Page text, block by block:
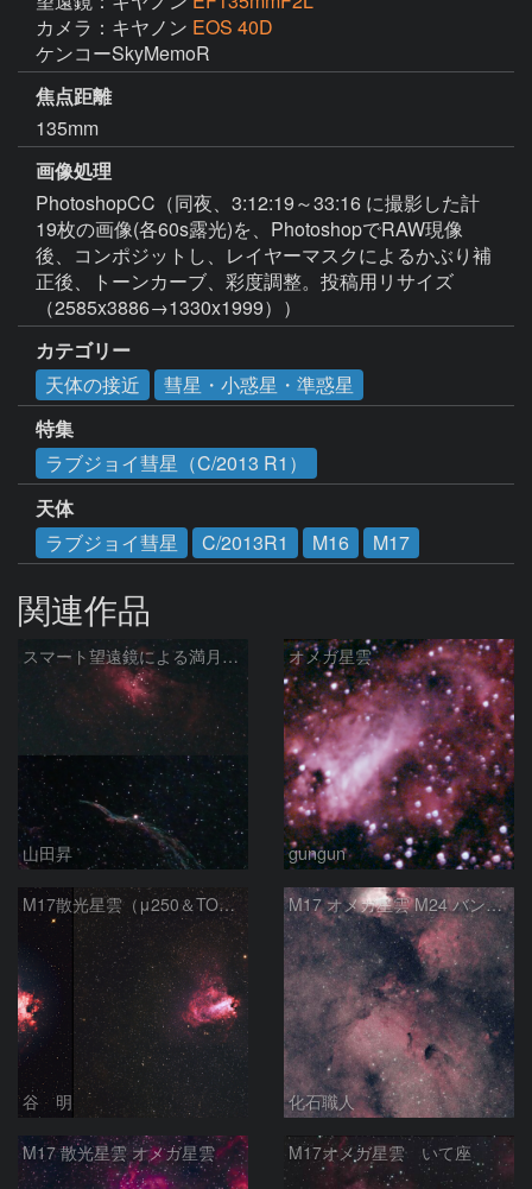
カメラ：キヤノン EOS 40D
ケンコーSkyMemoR
焦点距離
135mm
画像処理
PhotoshopCC（同夜、3:12:19～33:16 に撮影した計
19枚の画像(各60s露光)を、PhotoshopでRAW現像
後、コンポジットし、レイヤーマスクによるかぶり補
正後、トーンカーブ、彩度調整。投稿用リサイズ
（2585x3886→1330x1999））
カテゴリー
天体の接近
彗星・小惑星・準惑星
特集
ラブジョイ彗星（C/2013 R1）
天体
ラブジョイ彗星
C/2013R1 M16 M17
関連作品
スマート望遠鏡による満月下の星雲（M16,NGC6960）
山田昇
オメガ星雲
gungun
M17散光星雲（μ250＆TOA130）
谷 明
M17 オメガ星雲 M24 バンビの横顔 いて座
化石職人
M17 散光星雲 オメガ星雲 M17オメガ星雲 いて座